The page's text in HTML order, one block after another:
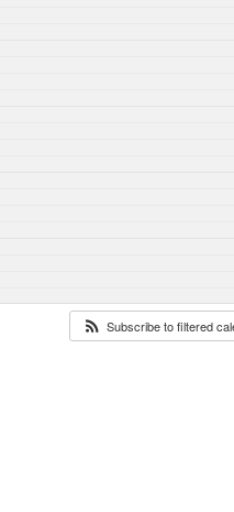
Subscribe to filtered